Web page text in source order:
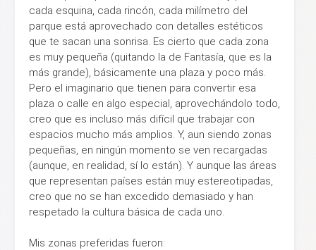
cada esquina, cada rincón, cada milímetro del
parque está aprovechado con detalles estéticos
que te sacan una sonrisa. Es cierto que cada zona
es muy pequeña (quitando la de Fantasía, que es la
más grande), básicamente una plaza y poco más.
Pero el imaginario que tienen para convertir esa
plaza o calle en algo especial, aprovechándolo todo,
creo que es incluso más difícil que trabajar con
espacios mucho más amplios. Y, aun siendo zonas
pequeñas, en ningún momento se ven recargadas
(aunque, en realidad, sí lo están). Y aunque las áreas
que representan países están muy estereotipadas,
creo que no se han excedido demasiado y han
respetado la cultura básica de cada uno.
Mis zonas preferidas fueron: